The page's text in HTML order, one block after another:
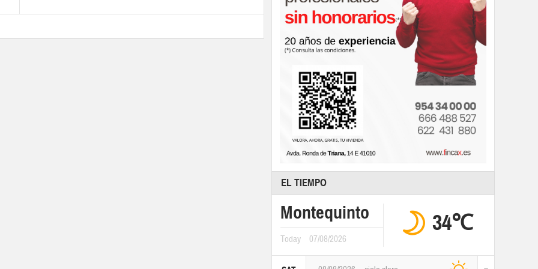
EL TIEMPO
Montequinto
Today 07/08/2026
34℃